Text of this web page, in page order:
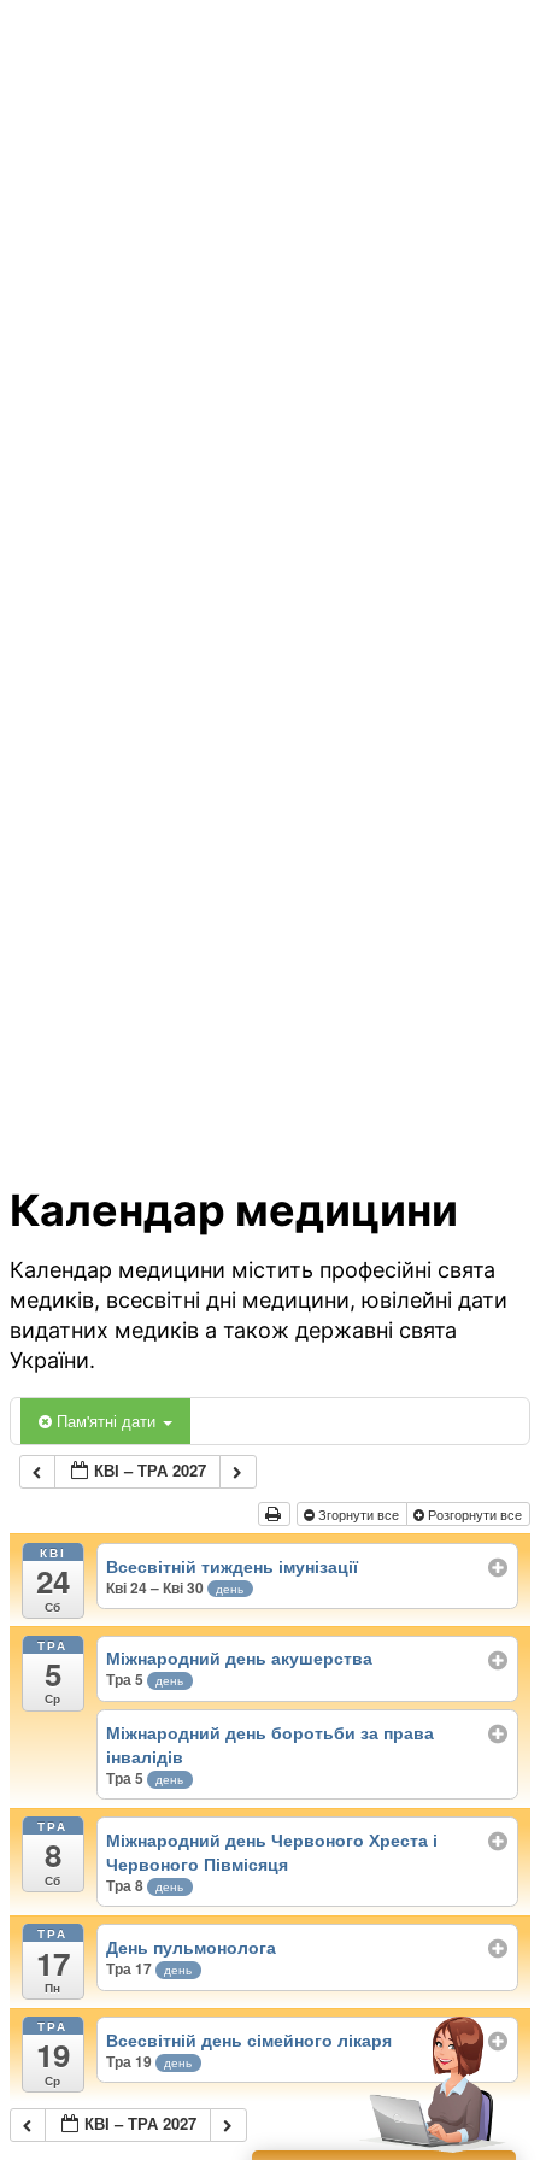
Календар медицини
Календар медицини містить професійні свята
медиків, всесвітні дні медицини, ювілейні дати
видатних медиків а також державні свята
України.
Пам'ятні дати
КВІ – ТРА 2027
Згорнути все Розгорнути все
КВІ
24
Сб
Всесвітній тиждень імунізації
Кві 24 – Кві 30 день
ТРА
5
Ср
Міжнародний день акушерства
Тра 5 день
Міжнародний день боротьби за права
інвалідів
Тра 5 день
ТРА
8
Сб
Міжнародний день Червоного Хреста і
Червоного Півмісяця
Тра 8 день
ТРА
17
Пн
День пульмонолога
Тра 17 день
ТРА
19
Ср
Всесвітній день сімейного лікаря
Тра 19 день
КВІ – ТРА 2027